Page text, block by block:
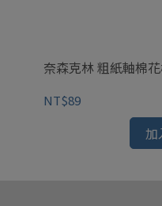
奈森克林 粗紙軸棉
NT$89
加